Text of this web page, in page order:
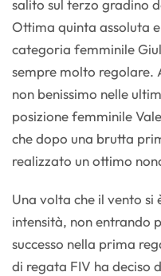
salito sul terzo gradino
Ottima quinta assoluta
categoria femminile
sempre molto regolare.
non benissimo nelle
posizione femminile
che dopo una brutta
realizzato un ottimo
Una volta che il vento
intensità, non entrando
successo nella prima
di regata FIV ha deciso